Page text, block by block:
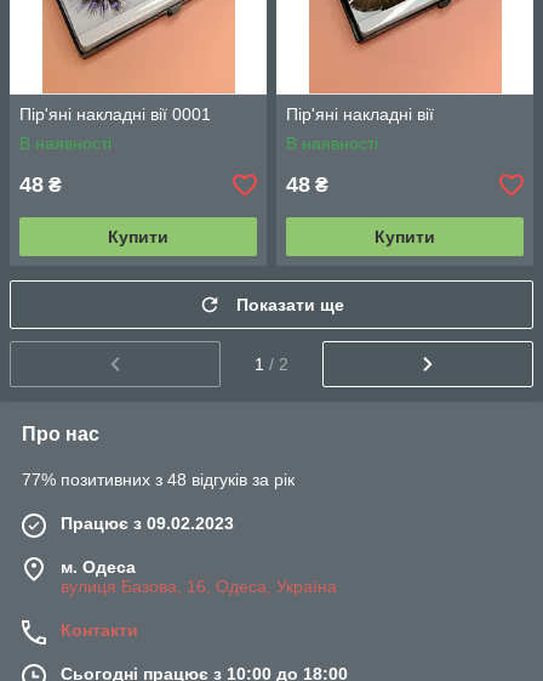
Пір'яні накладні вії 0001
В наявності
48 ₴
Купити
Пір'яні накладні вії
В наявності
48 ₴
Купити
Показати ще
1 / 2
Про нас
77% позитивних з 48 відгуків за рік
Працює з 09.02.2023
м. Одеса
вулиця Базова, 16, Одеса, Україна
Контакти
Сьогодні працює з 10:00 до 18:00